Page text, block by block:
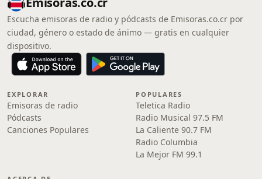
Escucha emisoras de radio y pódcasts de Emisoras.co.cr por
ciudad, género o estado de ánimo — gratis en cualquier
dispositivo.
EXPLORAR
Emisoras de radio
Pódcasts
Canciones Populares
POPULARES
Teletica Radio
Radio Musical 97.5 FM
La Caliente 90.7 FM
Radio Columbia
La Mejor FM 99.1